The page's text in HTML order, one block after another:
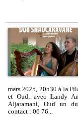
mars 2025, 20h30 à la
et Oud, avec Landy
Aljaramani, Oud un
contact : 06 76...